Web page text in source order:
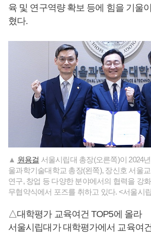
육 및 연구역량 확보 등에 힘을 기울
혔다.
▲ 원용걸 서울시립대 총장(오른쪽)이 2024
울과학기술대학교 총장(왼쪽), 장신호 서울
연구, 창업 등 다양한 분야에서의 협력을 강
무협약식에서 포즈를 취하고 있다. <서울시
△대학평가 교육여건 TOP5에 올라
서울시립대가 대학평가에서 교육여